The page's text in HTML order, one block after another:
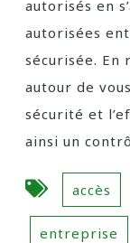
autorisés en
autorisées
sécurisée. En
autour de
sécurité et
ainsi un
accès
entreprise